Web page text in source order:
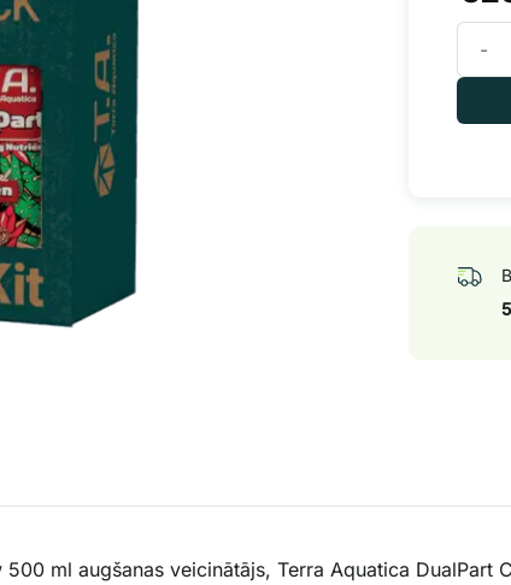
Terra
ml augšanas veicinātājs, Terra Aquatica DualPart